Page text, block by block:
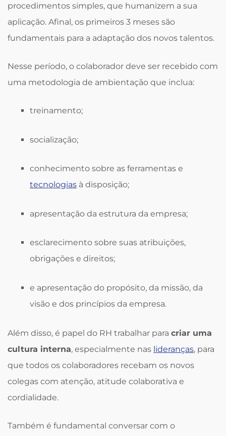
procedimentos simples, que humanizem a sua
aplicação. Afinal, os primeiros 3 meses são
fundamentais para a adaptação dos novos talentos.
Nesse período, o colaborador deve ser recebido com
uma metodologia de ambientação que inclua:
treinamento;
socialização;
conhecimento sobre as ferramentas e
tecnologias à disposição;
apresentação da estrutura da empresa;
esclarecimento sobre suas atribuições,
obrigações e direitos;
e apresentação do propósito, da missão, da
visão e dos princípios da empresa.
Além disso, é papel do RH trabalhar para criar uma
cultura interna, especialmente nas lideranças, para
que todos os colaboradores recebam os novos
colegas com atenção, atitude colaborativa e
cordialidade.
Também é fundamental conversar com o